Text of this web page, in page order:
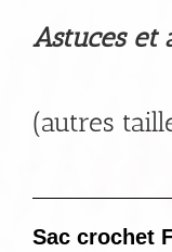
Astuces et
(autres
Sac crochet